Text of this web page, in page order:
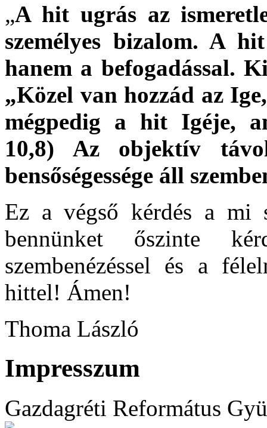
„A hit ugrás az
személyes bizalom. A
hanem a befogadással.
„Közel van hozzád az
mégpedig a hit Igéje,
10,8) Az objektív
bensőségessége áll
Ez a végső kérdés a mi
bennünket őszinte
szembenézéssel és a
hittel! Ámen!
Thoma László
Impresszum
Gazdagréti Református